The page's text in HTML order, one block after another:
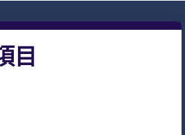
目